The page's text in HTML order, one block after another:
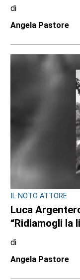
di
Angela Pastore
IL NOTO ATTORE
Luca
“Ridiamogli la
di
Angela Pastore